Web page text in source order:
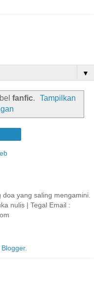
▼
fanfic.
Tampilkan
yang saling mengamini.
nulis | Tegal Email :
Blogger.